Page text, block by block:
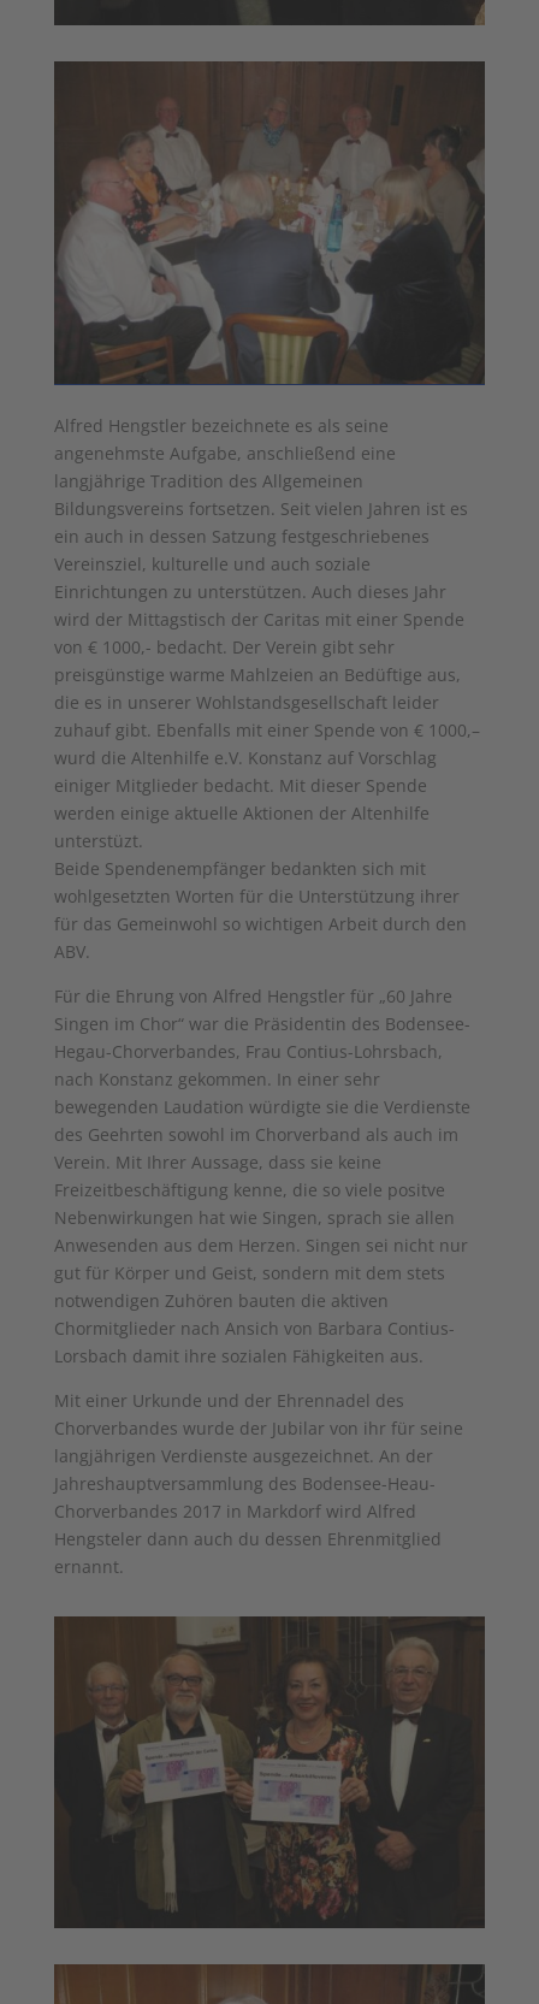
Alfred Hengstler bezeichnete es als seine
angenehmste Aufgabe, anschließend eine
langjährige Tradition des Allgemeinen
Bildungsvereins fortsetzen. Seit vielen Jahren ist es
ein auch in dessen Satzung festgeschriebenes
Vereinsziel, kulturelle und auch soziale
Einrichtungen zu unterstützen. Auch dieses Jahr
wird der Mittagstisch der Caritas mit einer Spende
von € 1000,- bedacht. Der Verein gibt sehr
preisgünstige warme Mahlzeien an Bedüftige aus,
die es in unserer Wohlstandsgesellschaft leider
zuhauf gibt. Ebenfalls mit einer Spende von € 1000,–
wurd die Altenhilfe e.V. Konstanz auf Vorschlag
einiger Mitglieder bedacht. Mit dieser Spende
werden einige aktuelle Aktionen der Altenhilfe
unterstüzt.
Beide Spendenempfänger bedankten sich mit
wohlgesetzten Worten für die Unterstützung ihrer
für das Gemeinwohl so wichtigen Arbeit durch den
ABV.
Für die Ehrung von Alfred Hengstler für „60 Jahre
Singen im Chor“ war die Präsidentin des Bodensee-
Hegau-Chorverbandes, Frau Contius-Lohrsbach,
nach Konstanz gekommen. In einer sehr
bewegenden Laudation würdigte sie die Verdienste
des Geehrten sowohl im Chorverband als auch im
Verein. Mit Ihrer Aussage, dass sie keine
Freizeitbeschäftigung kenne, die so viele positve
Nebenwirkungen hat wie Singen, sprach sie allen
Anwesenden aus dem Herzen. Singen sei nicht nur
gut für Körper und Geist, sondern mit dem stets
notwendigen Zuhören bauten die aktiven
Chormitglieder nach Ansich von Barbara Contius-
Lorsbach damit ihre sozialen Fähigkeiten aus.
Mit einer Urkunde und der Ehrennadel des
Chorverbandes wurde der Jubilar von ihr für seine
langjährigen Verdienste ausgezeichnet. An der
Jahreshauptversammlung des Bodensee-Heau-
Chorverbandes 2017 in Markdorf wird Alfred
Hengsteler dann auch du dessen Ehrenmitglied
ernannt.